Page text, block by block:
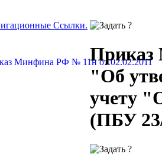
Минфина РФ № 11н от 02.02.2011
Приказ
"Об
учету
(ПБУ